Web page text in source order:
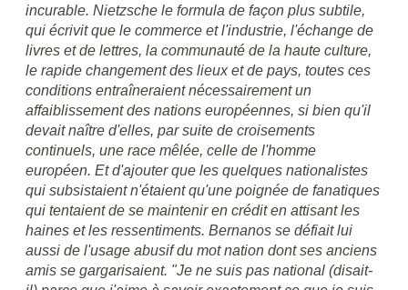
incurable. Nietzsche le formula de façon plus subtile,
qui écrivit que le commerce et l'industrie, l'échange de
livres et de lettres, la communauté de la haute culture,
le rapide changement des lieux et de pays, toutes ces
conditions entraîneraient nécessairement un
affaiblissement des nations européennes, si bien qu'il
devait naître d'elles, par suite de croisements
continuels, une race mêlée, celle de l'homme
européen. Et d'ajouter que les quelques nationalistes
qui subsistaient n'étaient qu'une poignée de fanatiques
qui tentaient de se maintenir en crédit en attisant les
haines et les ressentiments. Bernanos se défiait lui
aussi de l'usage abusif du mot nation dont ses anciens
amis se gargarisaient. "Je ne suis pas national (disait-